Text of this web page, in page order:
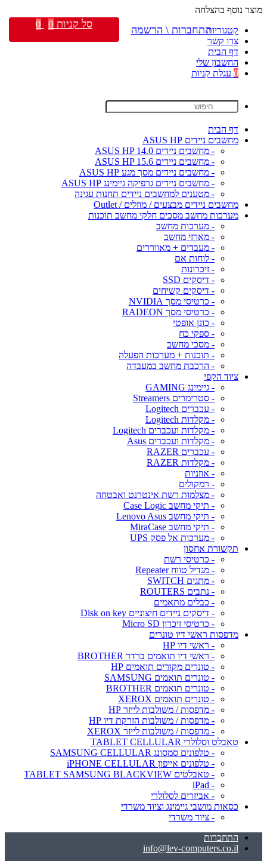
מוצר נוסף בהצלחה
קטגוריות
צרו קשר
דף הבית
החשבון שלי
0 עגלת קניות
דף הבית
מחשבים ניידים ASUS HP
- מחשבים ניידים ASUS HP 14.0
- מחשבים ניידים ASUS HP 15.6
- מחשבים ניידים מסך מגע ASUS HP
- מחשבים ניידים גרפיקה גיימינג ASUS HP
- מטענים למחשבים ניידים תחנות עגינה
מחשבים ניידים מבצעים / מוזלים / Outlet
מערכות מחשב מסכים חלקי מחשב תוכנות
- מערכות מחשב
- מארזי מחשב
- מעבדים + מאווררים
- לוחות אם
- זיכרונות
- דיסקים SSD
- דיסקים קשיחים
- כרטיסי מסך NVIDIA
- כרטיסי מסך RADEON
- כונן אופטי
- ספקי כח
- מסכי מחשב
- תוכנות + מערכות הפעלה
- הרכבת מחשב במעבדה
ציוד הקפי
- גיימינג GAMING
- סטרימרים Streamers
- עכברים Logitech
- מקלדות Logitech
- מקלדות ועכברים Logitech
- מקלדות ועכברים Asus
- עכברים RAZER
- מקלדות RAZER
- אוזניות
- רמקולים
- מצלמות רשת אינטרנט ואבטחה
- תיקי מחשב Case Logic
- תיקי מחשב Lenovo Asus
- תיקי מחשב MiraCase
- מערכות אל פסק UPS
תקשורת אחסון
- כרטיסי רשת
- מגדיל טווח Repeater
- מתגים SWITCH
- נתבים ROUTERS
- כבלים מתאמים
- דיסקים ניידים חיצוניים Disk on key
- כרטיסי זיכרון Micro SD
מדפסות ראשי דיו טונרים
- ראשי דיו HP
- ראשי דיו תואמים ברדר BROTHER
- טונרים מקורים תואמים HP
- טונרים תואמים SAMSUNG
- טונרים תואמים BROTHER
- טונרים תואמים XEROX
- מדפסות / משולבות לייזר HP
- מדפסות / משולבות הזרקת דיו HP
- מדפסות / משולבות לייזר XEROX
טאבלט וסלולרי TABLET CELLULAR
- טלפונים סמסונג SAMSUNG CELLULAR
- טלפונים אייפון iPHONE CELLULAR
- טאבלטים TABLET SAMSUNG BLACKVIEW
- iPad
- אביזרים לסלולרי
כסאות מושבי גיימינג וציוד משרדי
- ציוד משרדי
התחברות
info@lev-computers.co.il
התחברות \ הרשמה סל קניות 0
0